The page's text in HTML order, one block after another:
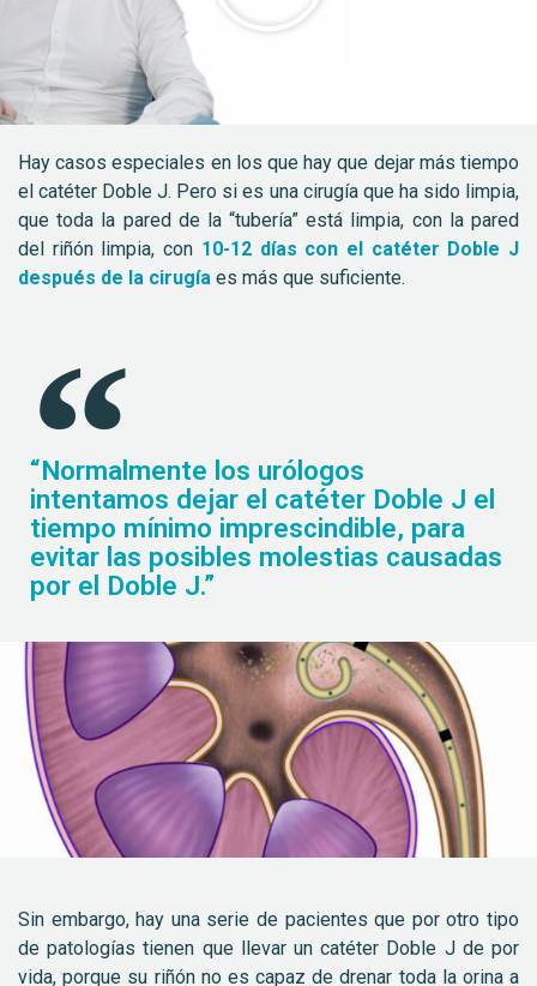
Hay casos especiales en los que hay que dejar más tiempo
el catéter Doble J. Pero si es una cirugía que ha sido limpia,
que toda la pared de la “tubería” está limpia, con la pared
del riñón limpia, con 10-12 días con el catéter Doble J
después de la cirugía es más que suficiente.
“Normalmente los urólogos
intentamos dejar el catéter Doble J el
tiempo mínimo imprescindible, para
evitar las posibles molestias causadas
por el Doble J.”
Sin embargo, hay una serie de pacientes que por otro tipo
de patologías tienen que llevar un catéter Doble J de por
vida, porque su riñón no es capaz de drenar toda la orina a